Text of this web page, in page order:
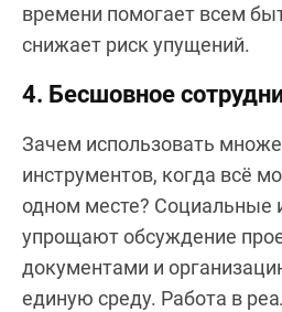
времени помогает всем
снижает риск упущений.
4. Бесшовное
Зачем использовать
инструментов, когда всё
одном месте? Социальные
упрощают обсуждение
документами и
единую среду. Работа в